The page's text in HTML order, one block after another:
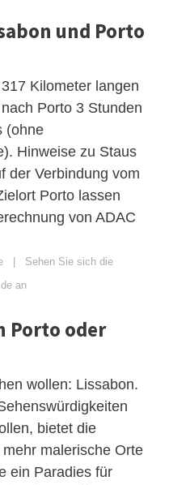
und Porto
Kilometer langen
Porto 3 Stunden
(ohne
Hinweise zu Staus
der Verbindung vom
Porto lassen
von ADAC
Sehen Sie sich die
an
Porto oder
wollen: Lissabon.
bietet die
malerische Orte
ein Paradies für